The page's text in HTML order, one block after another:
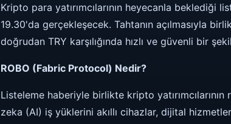
Kripto para yatırımcılarının heyecanla
19.30'da gerçekleşecek. Tahtanın açılmasıyla
doğrudan TRY karşılığında hızlı ve güvenli bir
ROBO (Fabric Protocol) Nedir?
Listeleme haberiyle birlikte kripto
zeka (AI) iş yüklerini akıllı cihazlar, dijital